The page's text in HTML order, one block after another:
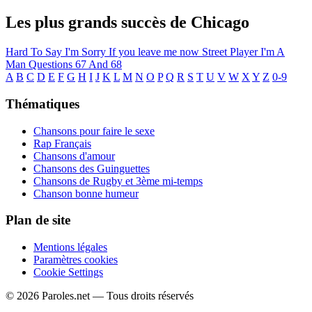
Les plus grands succès de Chicago
Hard To Say I'm Sorry If you leave me now Street PlayerI'm A
Man Questions 67 And 68
A B C D E F G H I J K L M N O P Q R S T U V W X Y Z 0-9
Thématiques
Chansons pour faire le sexe
Rap Français
Chansons d'amour
Chansons des Guinguettes
Chansons de Rugby et 3ème mi-temps
Chanson bonne humeur
Plan de site
Mentions légales
Paramètres cookies
Cookie Settings
© 2026 Paroles.net — Tous droits réservés